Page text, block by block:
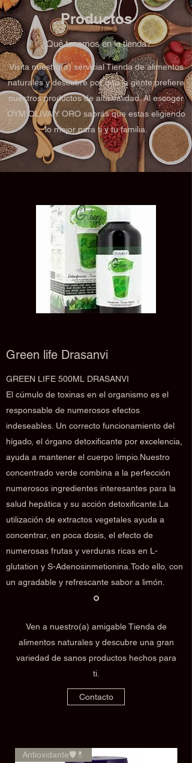
Productos
¿Qué tenemos en la tienda?
Visita nuestro(a) servicial Tienda de alimentos
naturales y descubre por qué la gente prefiere
nuestros productos de alta calidad. Al escoger
OYM OLIVA Y ORO sabrás que estas eligiendo
lo mejor para ti y tu familia.
Ven a nuestro(a) amigable Tienda de
alimentos naturales y descubre una gran
variedad de sanos productos hechos para
ti.
Contacto
Green life Drasanvi
GREEN LIFE 500ML DRASANVI
El cúmulo de toxinas en el organismo es el
responsable de numerosos efectos
indeseables. Un correcto funcionamiento del
hígado, el órgano detoxificante por excelencia,
ayuda a mantener el cuerpo limpio.Nuestro
concentrado verde combina a la perfección
numerosos ingredientes interesantes para la
salud hepática y su acción detoxificante.La
utilización de extractos vegetales ayuda a
concentrar, en poca dosis, el efecto de
numerosas frutas y verduras ricas en L-
glutation y S-Adenosinmetionina.Todo ello, con
un agradable y refrescante sabor a limón.
Antioxidante🛡️💊